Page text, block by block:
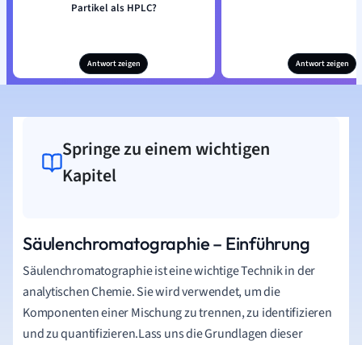
Partikel als HPLC?
Antwort zeigen Antwort zeigen
Springe zu einem wichtigen
Kapitel
Säulenchromatographie – Einführung
Säulenchromatographie ist eine wichtige Technik in der
analytischen Chemie. Sie wird verwendet, um die
Komponenten einer Mischung zu trennen, zu identifizieren
und zu quantifizieren.Lass uns die Grundlagen dieser